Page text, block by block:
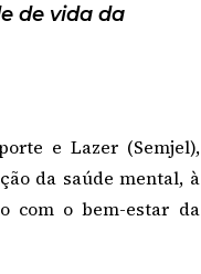
de vida da
e Lazer (Semjel),
da saúde mental, à
com o bem-estar da